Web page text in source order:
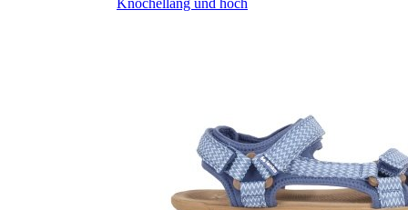
Knöchellang und hoch